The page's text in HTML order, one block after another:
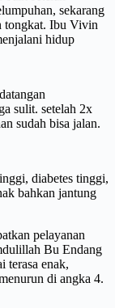
sekarang
tongkat. Ibu Vivin
hidup
sulit. setelah 2x
sudah bisa jalan.
diabetes tinggi,
bahkan jantung
pelayanan
Bu Endang
terasa enak,
di angka 4.